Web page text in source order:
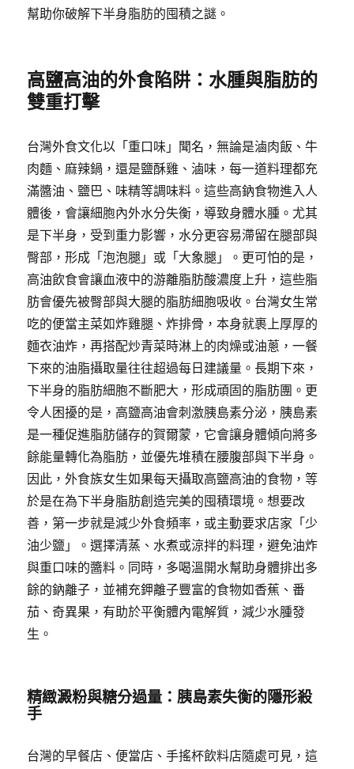
幫助你破解下半身脂肪的囤積之謎。
高鹽高油的外食陷阱：水腫與脂肪的
雙重打擊
台灣外食文化以「重口味」聞名，無論是滷肉飯、牛
肉麵、麻辣鍋，還是鹽酥雞、滷味，每一道料理都充
滿醬油、鹽巴、味精等調味料。這些高鈉食物進入人
體後，會讓細胞內外水分失衡，導致身體水腫。尤其
是下半身，受到重力影響，水分更容易滯留在腿部與
臀部，形成「泡泡腿」或「大象腿」。更可怕的是，
高油飲食會讓血液中的游離脂肪酸濃度上升，這些脂
肪會優先被臀部與大腿的脂肪細胞吸收。台灣女生常
吃的便當主菜如炸雞腿、炸排骨，本身就裹上厚厚的
麵衣油炸，再搭配炒青菜時淋上的肉燥或油蔥，一餐
下來的油脂攝取量往往超過每日建議量。長期下來，
下半身的脂肪細胞不斷肥大，形成頑固的脂肪團。更
令人困擾的是，高鹽高油會刺激胰島素分泌，胰島素
是一種促進脂肪儲存的賀爾蒙，它會讓身體傾向將多
餘能量轉化為脂肪，並優先堆積在腰腹部與下半身。
因此，外食族女生如果每天攝取高鹽高油的食物，等
於是在為下半身脂肪創造完美的囤積環境。想要改
善，第一步就是減少外食頻率，或主動要求店家「少
油少鹽」。選擇清蒸、水煮或涼拌的料理，避免油炸
與重口味的醬料。同時，多喝溫開水幫助身體排出多
餘的鈉離子，並補充鉀離子豐富的食物如香蕉、番
茄、奇異果，有助於平衡體內電解質，減少水腫發
生。
精緻澱粉與糖分過量：胰島素失衡的隱形殺
手
台灣的早餐店、便當店、手搖杯飲料店隨處可見，這